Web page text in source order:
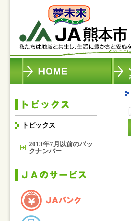
トピックス
2013年7月以前のバッ
クナンバー